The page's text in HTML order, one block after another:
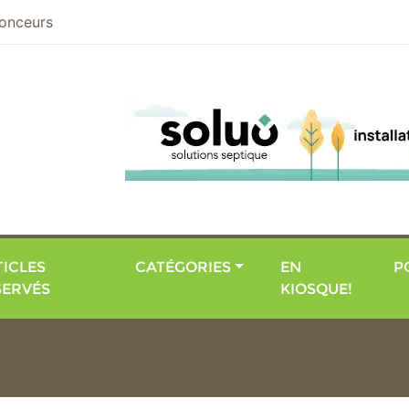
CATÉGORIES
EN
KIOSQUE!